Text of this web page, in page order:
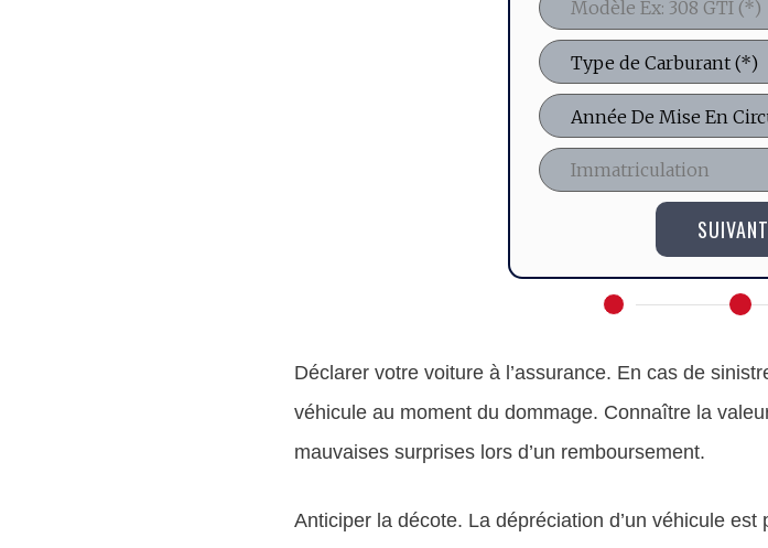
SUIVANT
Déclarer votre voiture à l’assurance. En cas de
véhicule au moment du dommage. Connaître la
mauvaises surprises lors d’un remboursement.
Anticiper la décote. La dépréciation d’un véhicule